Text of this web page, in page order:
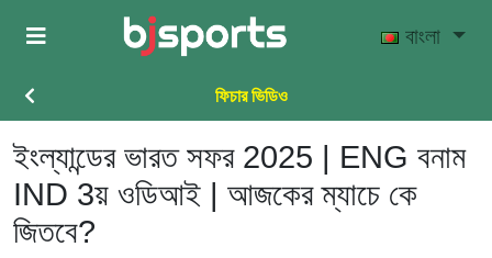
Skip to main content
বাংলা
ফিচার ভিডিও
ইংল্যান্ডের ভারত সফর 2025 | ENG বনাম
IND 3য় ওডিআই | আজকের ম্যাচে কে
জিতবে?